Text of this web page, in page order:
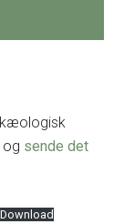
og sende det
Download